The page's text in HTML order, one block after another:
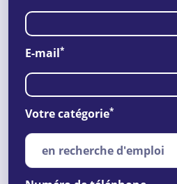
E-mail*
Votre catégorie*